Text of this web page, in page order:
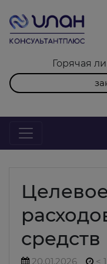
Горячая
средств
20.01.2026 <